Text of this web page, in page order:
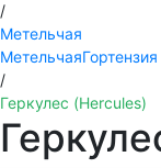
/
Метельчая
Метельчая
/
Геркулес (Hercules)